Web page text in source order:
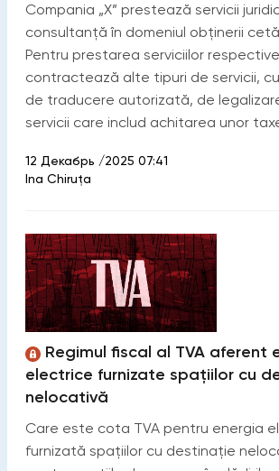
Compania „X” prestează servicii
consultanță în domeniul obținerii
Pentru prestarea serviciilor respective
contractează alte tipuri de servicii,
de traducere autorizată, de
servicii care includ achitarea unor
12 Декабрь /2025 07:41
Ina Chiruţa
Regimul fiscal al TVA aferent
electrice furnizate spațiilor cu
nelocativă
Care este cota TVA pentru energia
furnizată spațiilor cu destinație